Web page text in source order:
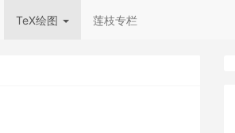
TeX绘图 莲枝专栏